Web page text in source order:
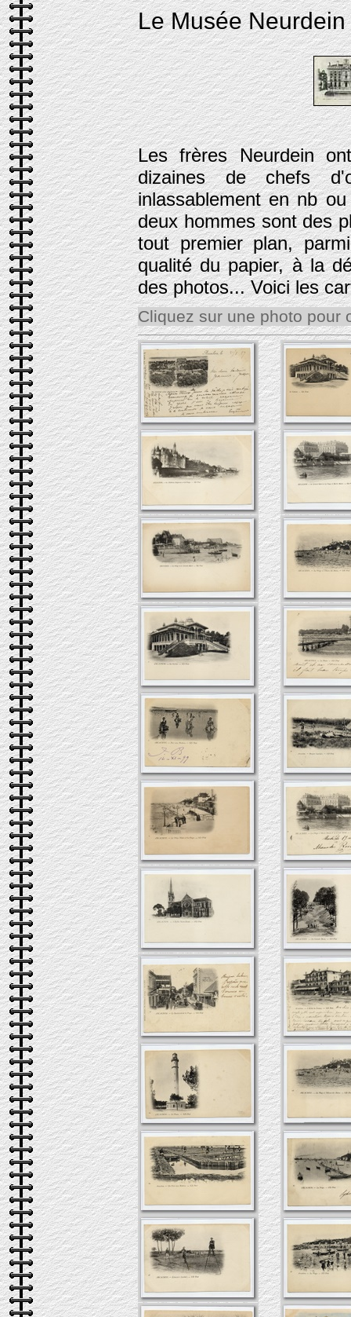
Le Musée
Les frères Neurdein
dizaines de chefs
inlassablement en nb
deux hommes sont des
tout premier plan,
qualité du papier, à la
des photos... Voici les
Cliquez sur une photo pour